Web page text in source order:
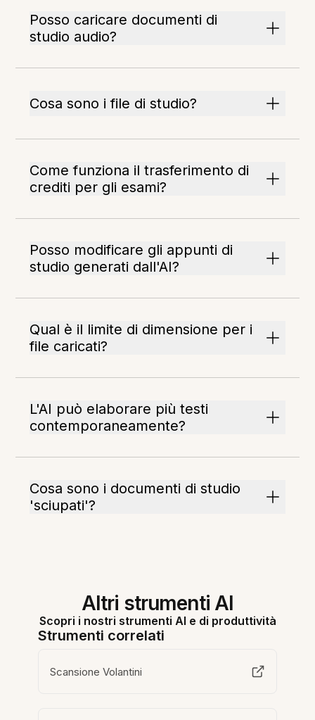
Posso caricare documenti di
studio audio?
Cosa sono i file di studio?
Come funziona il trasferimento di
crediti per gli esami?
Posso modificare gli appunti di
studio generati dall'AI?
Qual è il limite di dimensione per i
file caricati?
L'AI può elaborare più testi
contemporaneamente?
Cosa sono i documenti di studio
'sciupati'?
Altri strumenti AI
Scopri i nostri strumenti AI e di produttività
Strumenti correlati
Scansione Volantini